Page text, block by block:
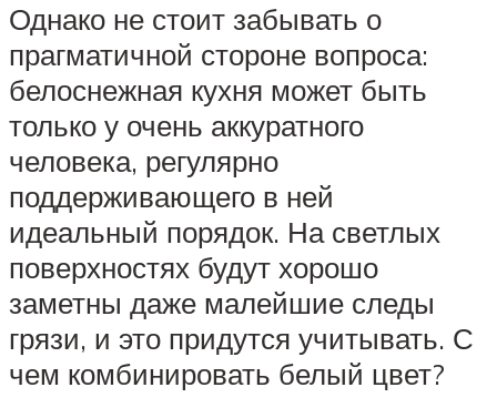
Однако не стоит забывать о
прагматичной стороне вопроса:
белоснежная кухня может быть
только у очень аккуратного
человека, регулярно
поддерживающего в ней
идеальный порядок. На светлых
поверхностях будут хорошо
заметны даже малейшие следы
грязи, и это придутся учитывать. С
чем комбинировать белый цвет?